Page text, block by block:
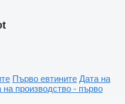
Първо евтините Дата на
на производство - първо